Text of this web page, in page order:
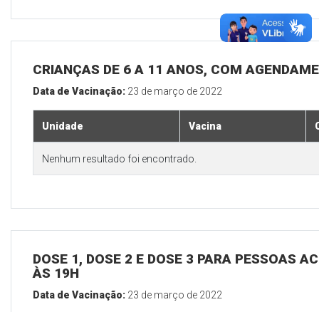
CRIANÇAS DE 6 A 11 ANOS, COM
Data de Vacinação: 23 de março de 2022
Unidade Vacina
Nenhum resultado foi encontrado.
DOSE 1, DOSE 2 E DOSE 3 PARA PESSOAS
ÀS 19H
Data de Vacinação: 23 de março de 2022